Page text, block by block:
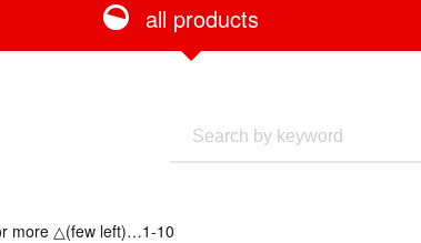
all products
more △(few left)…1-10